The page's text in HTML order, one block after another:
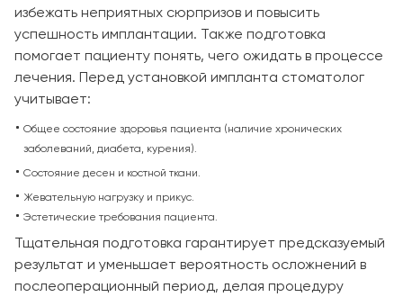
избежать неприятных сюрпризов и повысить
успешность имплантации. Также подготовка
помогает пациенту понять, чего ожидать в процессе
лечения. Перед установкой импланта стоматолог
учитывает:
Общее состояние здоровья пациента (наличие хронических
заболеваний, диабета, курения).
Состояние десен и костной ткани.
Жевательную нагрузку и прикус.
Эстетические требования пациента.
Тщательная подготовка гарантирует предсказуемый
результат и уменьшает вероятность осложнений в
послеоперационный период, делая процедуру